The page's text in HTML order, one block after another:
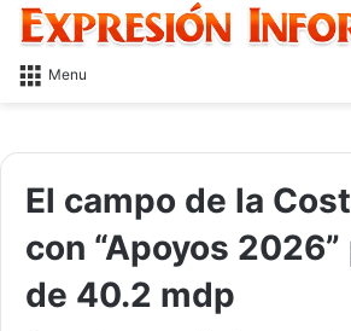
Menu
El campo de la
con “Apoyos
de 40.2 mdp